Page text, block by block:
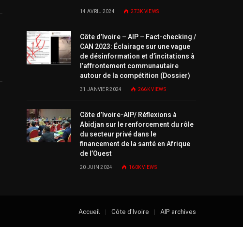
14 AVRIL 2024 273K VIEWS
Côte d’Ivoire – AIP – Fact-checking /
CAN 2023: Éclairage sur une vague
de désinformation et d’incitations à
l’affrontement communautaire
autour de la compétition (Dossier)
31 JANVIER 2024 266KVIEWS
Côte d’Ivoire-AIP/ Réflexions à
Abidjan sur le renforcement du rôle
du secteur privé dans le
financement de la santé en Afrique
de l’Ouest
20 JUIN 2024 160KVIEWS
Accueil Côte d’Ivoire AIP archives